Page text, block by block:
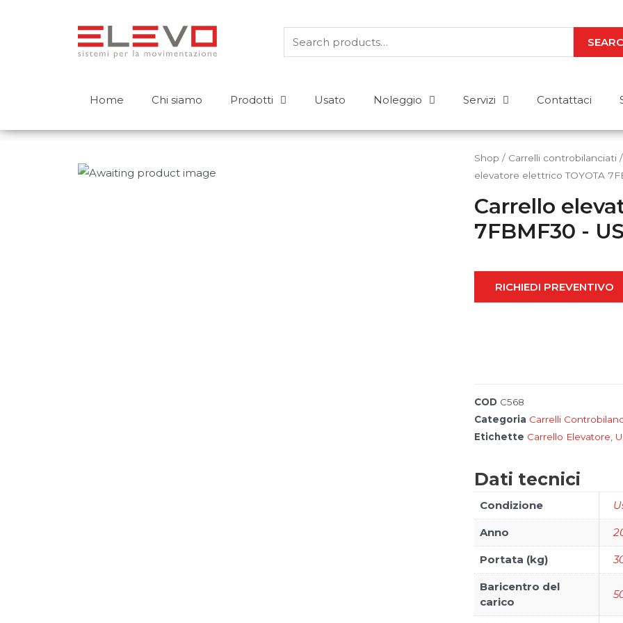
Home Chi siamo Prodotti
Carrelli controbilanciati
Abbiamo le risposte
Acquisto o noleggio? Stoccaggio o
Fronius
Usato Noleggio Servizi Contattaci
Shop / Carrelli controbilanciati /
elevatore elettrico TOYOTA
Carrello
7FBMF30 -
RICHIEDI PREVENTIVO
COD C568
Categoria Carrelli
Etichette Carrello Elevatore
Dati tecnici
Condizione
Anno
Portata (kg)
Baricentro del
carico